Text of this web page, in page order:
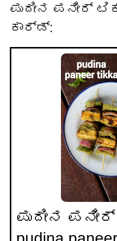
ಪುದೀನ ಪನೀರ್
ಕಾರ್ಡ್:
ಪುದೀನ